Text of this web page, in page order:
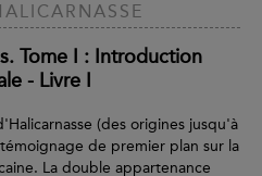
Tome I : Introduction
- Livre I
(des origines jusqu'à
de premier plan sur la
La double appartenance